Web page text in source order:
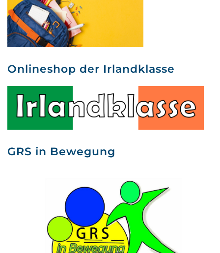
Onlineshop der Irlandklasse
GRS in Bewegung